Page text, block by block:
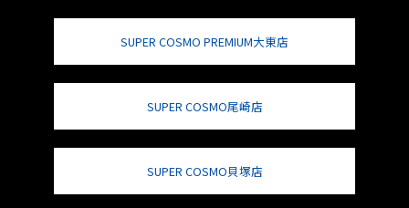
SUPER COSMO PREMIUM大東店
SUPER COSMO尾崎店
SUPER COSMO貝塚店